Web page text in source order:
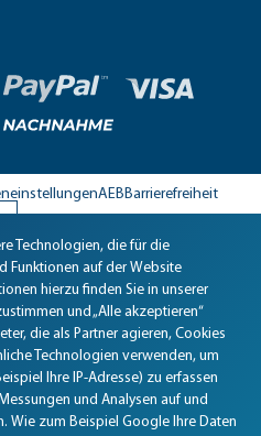
AEBBarrierefreiheit
geöffnet
Technologien, die für die
Funktionen auf der Website
hierzu finden Sie in unserer
und „Alle akzeptieren“
die als Partner agieren, Cookies
Technologien verwenden, um
Ihre IP-Adresse) zu erfassen
und Analysen auf und
Wie zum Beispiel Google Ihre Daten